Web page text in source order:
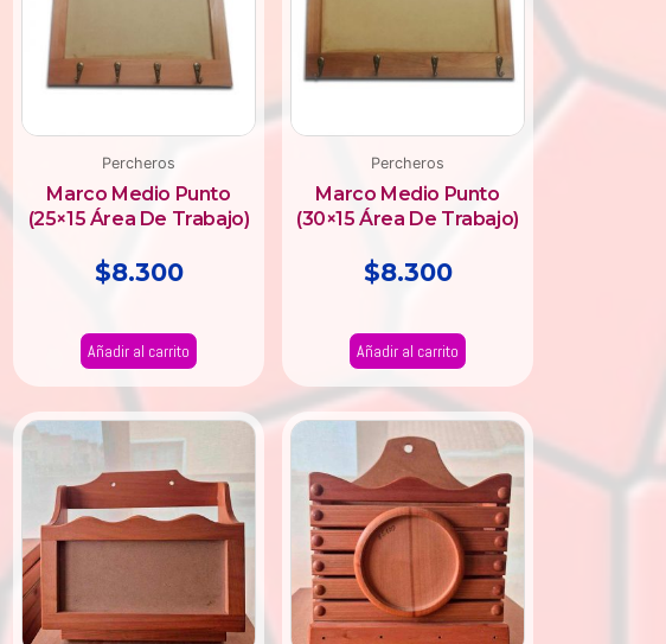
Percheros
Marco Medio Punto
(25×15 Área De Trabajo)
$8.300
Añadir al carrito
Percheros
Marco Medio Punto
(30×15 Área De Trabajo)
$8.300
Añadir al carrito